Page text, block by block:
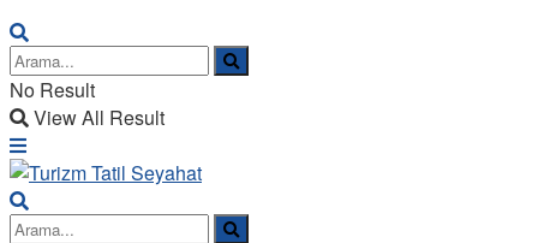
No Result
View All Result